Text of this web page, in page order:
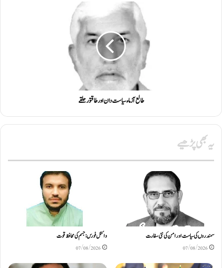
طالع آزماء سیاست دان اور طاقتور حلقے
یہ بھی پڑھیے
سمندروں کی سیاست اور امن کی نئی سفارت
07/08/2026
وائٹل فورس: جسم کی محافظ قوت
07/08/2026